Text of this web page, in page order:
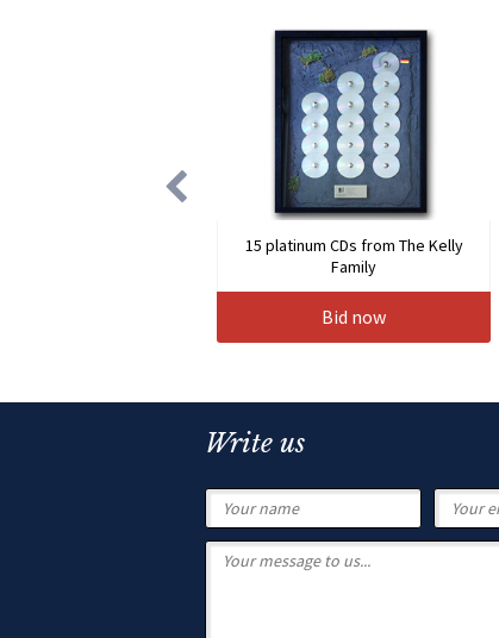
15 platinum CDs from The Kelly
Family
Bid now
Write us